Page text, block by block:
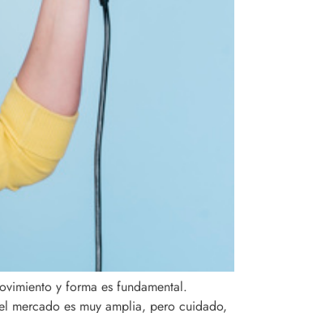
y forma es fundamental.
mercado es muy amplia, pero cuidado,